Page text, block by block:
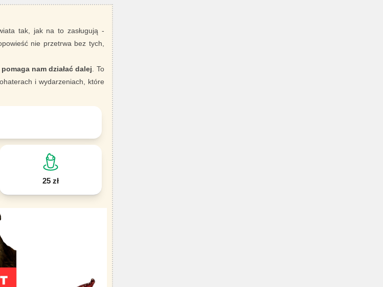
tak, jak na to zasługują -
nie przetrwa bez tych,
nam działać dalej . To
i wydarzeniach, które
25 zł